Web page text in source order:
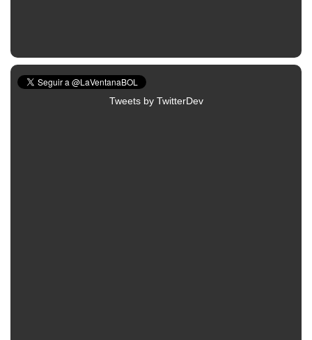
Tweets by TwitterDev